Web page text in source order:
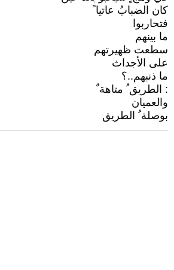
كان الضبابُ عاتيا ً
فتحاربوا
ما بينهم
سطعت ظهيرتهم
على الأجداث
ما ذنبهم..؟
: الطريق ُ متاهة ٌ
والعميان
بوصلة ُ الطريق